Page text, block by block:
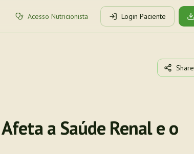
Acesso Nutricionista Login Paciente
Share
a Saúde Renal e o